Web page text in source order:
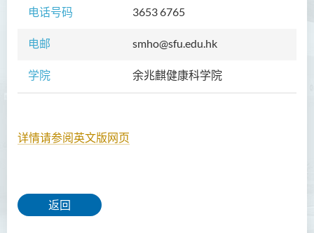
电话号码 3653 6765
电邮 smho@sfu.edu.hk
学院 余兆麒健康科学院
详情请参阅英文版网页
返回
校外顾问团及校外考试委员
学生活动
Community Health Conference
2018